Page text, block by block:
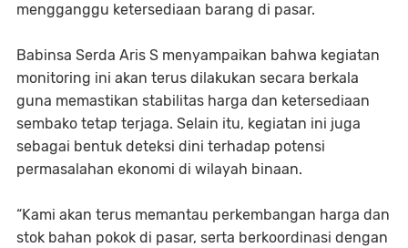
mengganggu ketersediaan barang di pasar.
Babinsa Serda Aris S menyampaikan bahwa kegiatan
monitoring ini akan terus dilakukan secara berkala
guna memastikan stabilitas harga dan ketersediaan
sembako tetap terjaga. Selain itu, kegiatan ini juga
sebagai bentuk deteksi dini terhadap potensi
permasalahan ekonomi di wilayah binaan.
“Kami akan terus memantau perkembangan harga dan
stok bahan pokok di pasar, serta berkoordinasi dengan